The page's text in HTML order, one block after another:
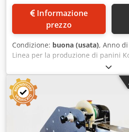
prezzo
Condizione: buona (usata), Anno
Linea per la produzione di panini
anno di fabbricazione circa 1990 - a
produttiva di circa 5.000 pezzi/ora -
intervallo di peso 30-90 g Crodszp
macchina proveniente da
tecniche - smontaggio da
presso la panetteria / possibilità di
dell'acquirente - prezzo su richiesta